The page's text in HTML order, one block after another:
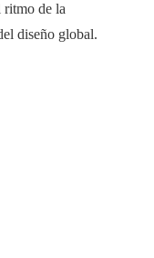
ritmo de la
diseño global.